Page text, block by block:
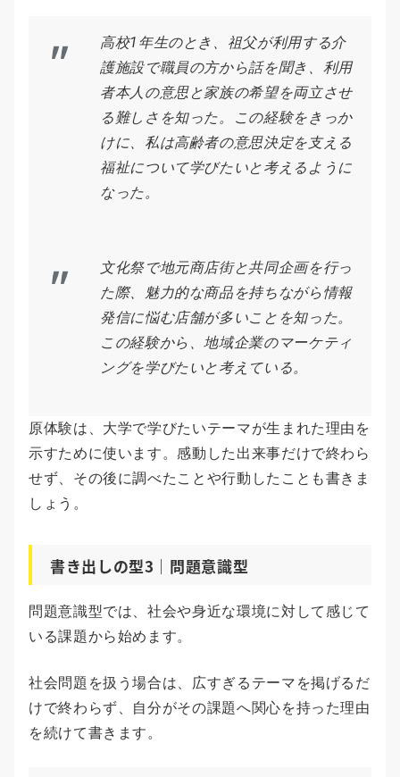
高校1年生のとき、祖父が利用する介
護施設で職員の方から話を聞き、利用
者本人の意思と家族の希望を両立させ
る難しさを知った。この経験をきっか
けに、私は高齢者の意思決定を支える
福祉について学びたいと考えるように
なった。
文化祭で地元商店街と共同企画を行っ
た際、魅力的な商品を持ちながら情報
発信に悩む店舗が多いことを知った。
この経験から、地域企業のマーケティ
ングを学びたいと考えている。
原体験は、大学で学びたいテーマが生まれた理由を
示すために使います。感動した出来事だけで終わら
せず、その後に調べたことや行動したことも書きま
しょう。
書き出しの型3｜問題意識型
問題意識型では、社会や身近な環境に対して感じて
いる課題から始めます。
社会問題を扱う場合は、広すぎるテーマを掲げるだ
けで終わらず、自分がその課題へ関心を持った理由
を続けて書きます。